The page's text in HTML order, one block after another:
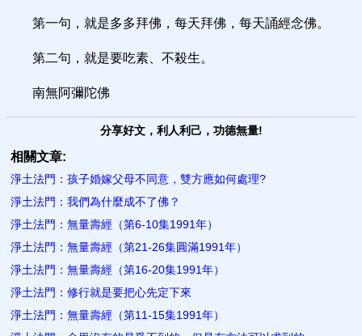
第一句，就是多多拜佛，每天拜佛，每天誦經念佛。
第二句，就是要吃素、不殺生。
南無阿彌陀佛
分享好文，利人利己，功德無量!
相關文章:
淨土法門：孩子婚嫁父母不同意，雙方應如何處理?
淨土法門：我們為什麼成不了佛？
淨土法門：無量壽經（第6-10集1991年）
淨土法門：無量壽經（第21-26集圓滿1991年）
淨土法門：無量壽經（第16-20集1991年）
淨土法門：修行就是要把心先定下來
淨土法門：無量壽經（第11-15集1991年）